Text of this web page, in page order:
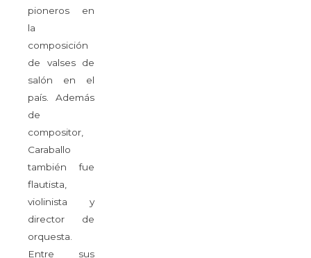
pioneros en
la
composición
de valses de
salón en el
país. Además
de
compositor,
Caraballo
también fue
flautista,
violinista y
director de
orquesta.
Entre sus